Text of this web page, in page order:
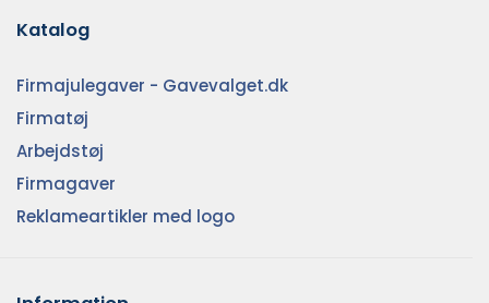
Katalog
Firmajulegaver - Gavevalget.dk
Firmatøj
Arbejdstøj
Firmagaver
Reklameartikler med logo